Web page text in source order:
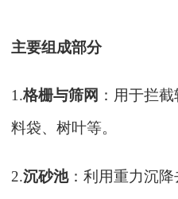
主要组成部分
1.格栅与筛网 ：用于拦
料袋、树叶等。
2.沉砂池：利用重力沉降